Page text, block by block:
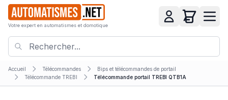
Votre expert en automatismes et domotique
Accueil Télécommandes
Bips et télécommandes de portail
Télécommande TREBI
Télécommande portail TREBI QTB1A